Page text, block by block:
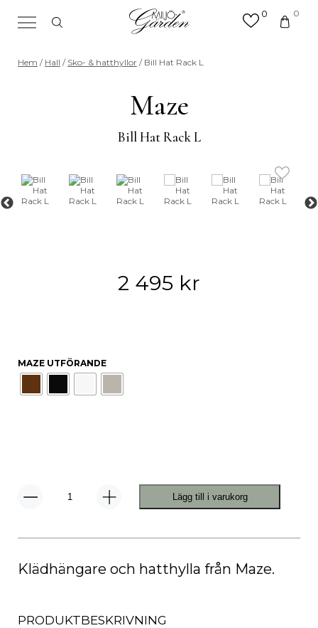
0 0
Sök efter valfri produkt eller
kategori
Hem / Hall / Sko- & hatthyllor / Bill Hat Rack L
Maze
Bill Hat Rack L
2 495 kr
MAZE UTFÖRANDE
Bill
Lägg till i varukorg
Klädhängare och hatthylla från Maze.
PRODUKTBESKRIVNING